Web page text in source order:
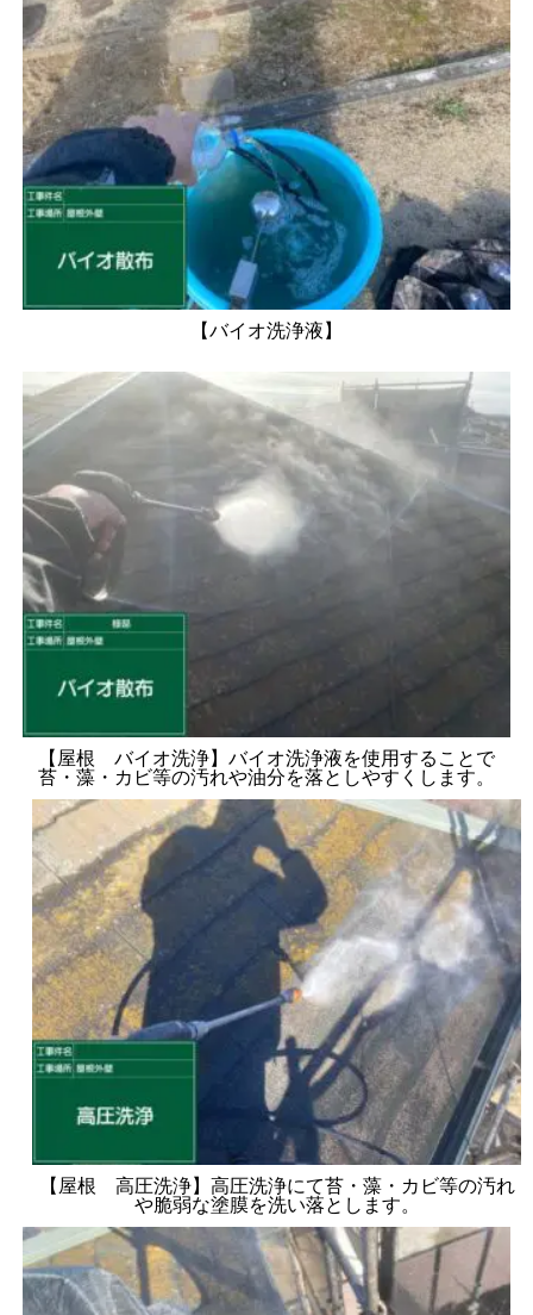
【バイオ洗浄液】
【屋根 バイオ洗浄】バイオ洗浄液を使用することで
苔・藻・カビ等の汚れや油分を落としやすくします。
【屋根 高圧洗浄】高圧洗浄にて苔・藻・カビ等の汚れ
や脆弱な塗膜を洗い落とします。